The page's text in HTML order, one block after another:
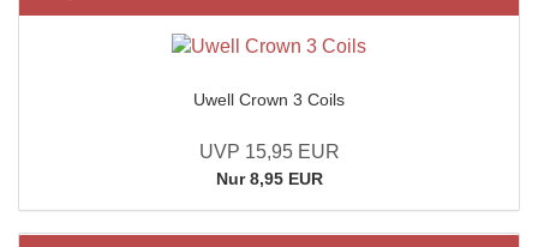
Uwell Crown 3 Coils
UVP 15,95 EUR
Nur 8,95 EUR